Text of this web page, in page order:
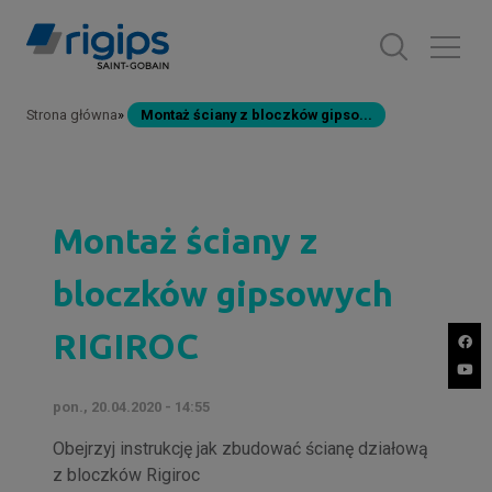
Ścieżka
Strona główna Montaż ściany z bloczków gipso...
Montaż ściany z
bloczków gipsowych
RIGIROC
pon., 20.04.2020 - 14:55
Obejrzyj instrukcję jak zbudować ścianę działową
z bloczków Rigiroc